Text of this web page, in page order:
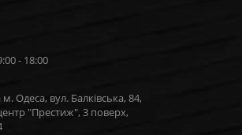
- 18:00
м. Одеса, вул. Балківська, 84,
"Престиж", 3 поверх,